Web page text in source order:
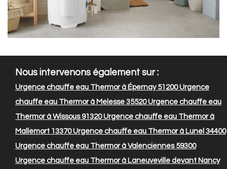
Nous intervenons également sur :
Urgence chauffe eau Thermor à Épernay 51200Urgence
chauffe eau Thermor à Melesse 35520Urgence chauffe eau
Thermor à Wissous 91320Urgence chauffe eau Thermor à
Mallemort 13370Urgence chauffe eau Thermor à Lunel 34400
Urgence chauffe eau Thermor à Valenciennes 59300
Urgence chauffe eau Thermor à Laneuveville devant Nancy